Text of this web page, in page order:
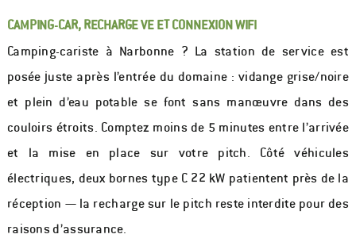
CAMPING-CAR, RECHARGE VE ET CONNEXION WIFI
Camping-cariste à Narbonne ? La station de service est
posée juste après l’entrée du domaine : vidange grise/noire
et plein d’eau potable se font sans manœuvre dans des
couloirs étroits. Comptez moins de 5 minutes entre l’arrivée
et la mise en place sur votre pitch. Côté véhicules
électriques, deux bornes type C 22 kW patientent près de la
réception — la recharge sur le pitch reste interdite pour des
raisons d’assurance.